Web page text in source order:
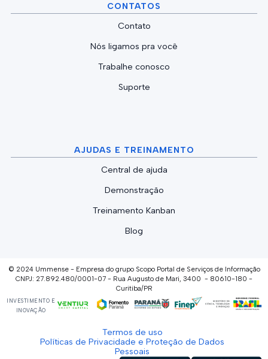
CONTATOS
Contato
Nós ligamos pra você
Trabalhe conosco
Suporte
AJUDAS E TREINAMENTO
Central de ajuda
Demonstração
Treinamento Kanban
Blog
© 2024 Ummense - Empresa do grupo Scopo Portal de Serviços de Informação
CNPJ: 27.892.480/0001-07 - Rua Augusto de Mari, 3400 - 80610-180 -
Curitiba/PR
INVESTIMENTO E
INOVAÇÃO
Termos de uso
Políticas de Privacidade e Proteção de Dados
Pessoais